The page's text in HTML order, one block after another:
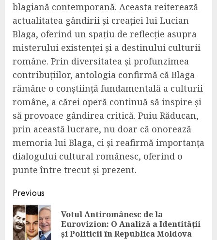
blagiană contemporană. Aceasta reiterează
actualitatea gândirii și creației lui Lucian
Blaga, oferind un spațiu de reflecție asupra
misterului existenței și a destinului culturii
române. Prin diversitatea și profunzimea
contribuțiilor, antologia confirmă că Blaga
rămâne o conștiință fundamentală a culturii
române, a cărei operă continuă să inspire și
să provoace gândirea critică. Puiu Răducan,
prin această lucrare, nu doar că onorează
memoria lui Blaga, ci și reafirmă importanța
dialogului cultural românesc, oferind o
punte între trecut și prezent.
Continue
Reading
Previous
Votul Antiromânesc de la
Eurovizion: O Analiză a Identității
și Politicii în Republica Moldova